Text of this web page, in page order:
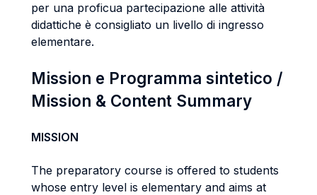
per una proficua partecipazione alle attività
didattiche è consigliato un livello di ingresso
elementare.
Mission e Programma sintetico /
Mission & Content Summary
MISSION
The preparatory course is offered to students
whose entry level is elementary and aims at